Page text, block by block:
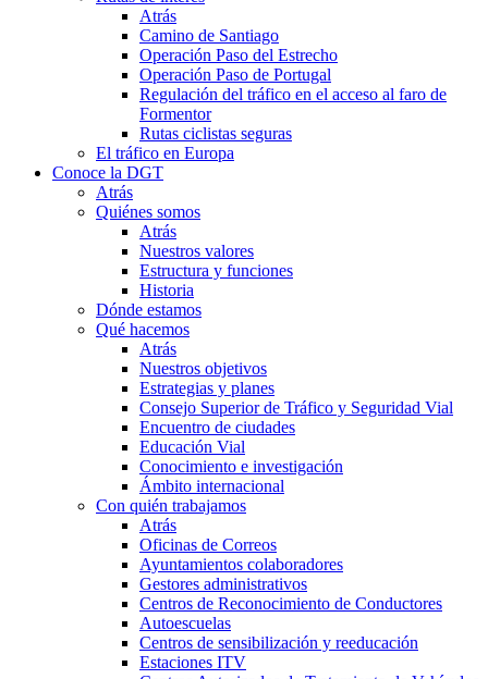
Atrás
Camino de Santiago
Operación Paso del Estrecho
Operación Paso de Portugal
Regulación del tráfico en el acceso al faro de
Formentor
Rutas ciclistas seguras
El tráfico en Europa
Conoce la DGT
Atrás
Quiénes somos
Atrás
Nuestros valores
Estructura y funciones
Historia
Dónde estamos
Qué hacemos
Atrás
Nuestros objetivos
Estrategias y planes
Consejo Superior de Tráfico y Seguridad Vial
Encuentro de ciudades
Educación Vial
Conocimiento e investigación
Ámbito internacional
Con quién trabajamos
Atrás
Oficinas de Correos
Ayuntamientos colaboradores
Gestores administrativos
Centros de Reconocimiento de Conductores
Autoescuelas
Centros de sensibilización y reeducación
Estaciones ITV